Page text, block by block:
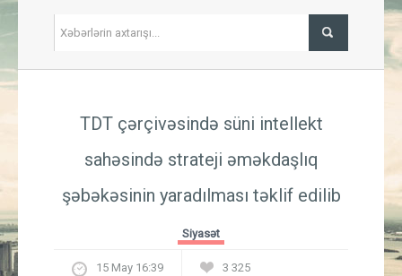
İqtisadiyyat
Güney Azərbaycan
TDT çərçivəsində süni intellekt
sahəsində strateji əməkdaşlıq
şəbəkəsinin yaradılması təklif edilib
Siyasət
15 May 16:39 3 325